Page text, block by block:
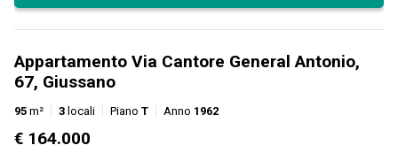
Appartamento Via Cantore General Antonio,
67, Giussano
95 m² 3 locali Piano T Anno 1962
€ 164.000